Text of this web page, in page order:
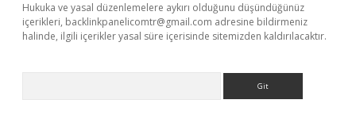
Hukuka ve yasal düzenlemelere aykırı olduğunu düşündüğünüz
içerikleri, backlinkpanelicomtr@gmail.com adresine bildirmeniz
halinde, ilgili içerikler yasal süre içerisinde sitemizden kaldırılacaktır.